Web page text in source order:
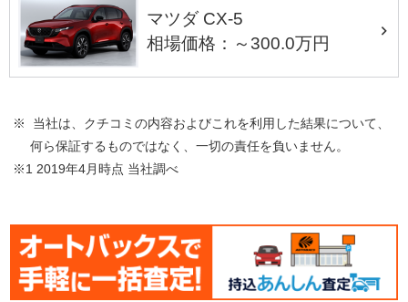
マツダ CX-5
相場価格：～300.0万円
※ 当社は、クチコミの内容およびこれを利用した結果について、
何ら保証するものではなく、一切の責任を負いません。
※1 2019年4月時点 当社調べ